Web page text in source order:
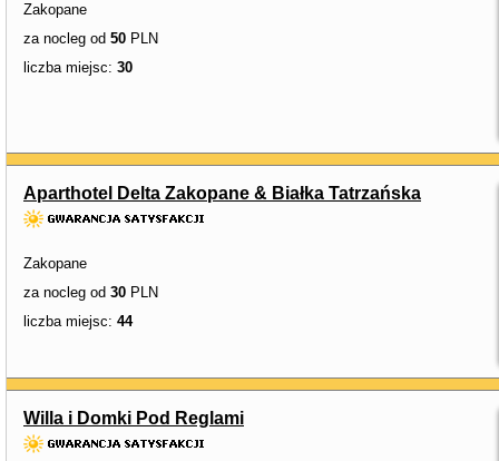
Zakopane
za nocleg od 50 PLN
liczba miejsc: 30
Aparthotel Delta Zakopane & Białka Tatrzańska
Zakopane
za nocleg od 30 PLN
liczba miejsc: 44
Willa i Domki Pod Reglami